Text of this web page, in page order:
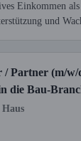
Einkommen
und
/ Partner (m/w/
die Bau-